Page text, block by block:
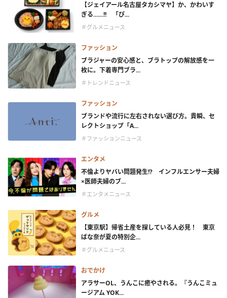
【ジェイアール名古屋タカシマヤ】か、かわいす
ぎる……!! 「ぴ...
＃グルメニュース
ファッション
ブラジャーの安心感と、ブラトップの解放感を一
枚に。下着専門ブラ...
＃トレンドニュース
ファッション
ブランドや流行に左右されない選び方。貴瞬、セ
レクトショップ「A...
＃ファッションニュース
エンタメ
不倫よりヤバい問題発生!? インフルエンサー夫婦
×医師夫婦のブ...
＃エンタメニュース
グルメ
【東京駅】帰省土産を探している人必見！ 東京
ばな奈が夏の特別企...
＃グルメニュース
おでかけ
アラサーOL、うんこに癒やされる。『うんこミュ
ージアム YOK...